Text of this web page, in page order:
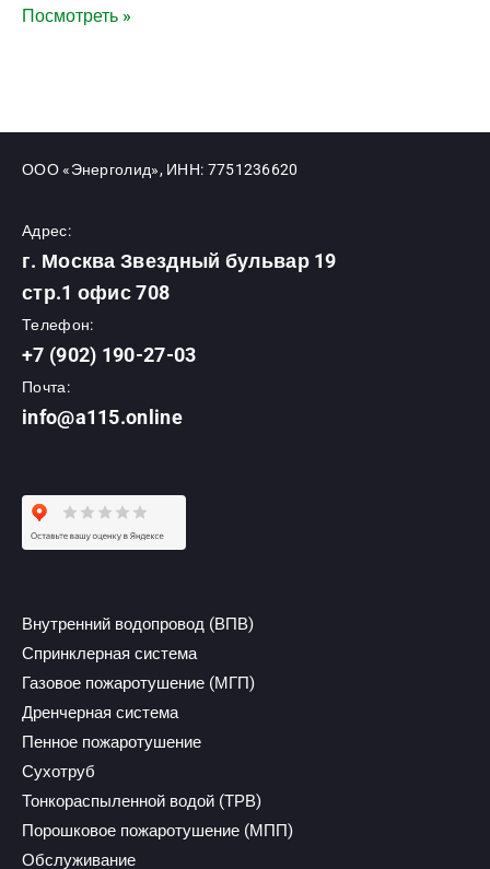
Посмотреть »
Внутренний водопровод (ВПВ)
Спринклерная система
Газовое пожаротушение (МГП)
Дренчерная система
Пенное пожаротушение
Сухотруб
Тонкораспыленной водой (ТРВ)
Порошковое пожаротушение (МПП)
Обслуживание
ООО «Энерголид», ИНН: 7751236620
Адрес:
г. Москва Звездный бульвар 19
стр.1 офис 708
Телефон:
+7 (902) 190-27-03
Почта:
info@a115.online